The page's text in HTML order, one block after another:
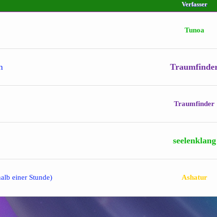
Verfasser
Tunoa
Traumfinder
seelenklang
einer Stunde) Ashatur